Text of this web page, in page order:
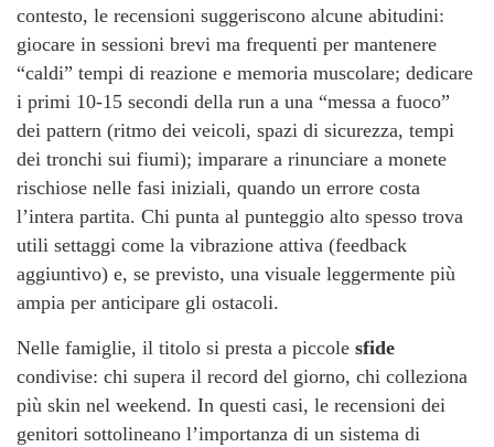
contesto, le recensioni suggeriscono alcune abitudini:
giocare in sessioni brevi ma frequenti per mantenere
“caldi” tempi di reazione e memoria muscolare; dedicare
i primi 10-15 secondi della run a una “messa a fuoco”
dei pattern (ritmo dei veicoli, spazi di sicurezza, tempi
dei tronchi sui fiumi); imparare a rinunciare a monete
rischiose nelle fasi iniziali, quando un errore costa
l’intera partita. Chi punta al punteggio alto spesso trova
utili settaggi come la vibrazione attiva (feedback
aggiuntivo) e, se previsto, una visuale leggermente più
ampia per anticipare gli ostacoli.
Nelle famiglie, il titolo si presta a piccole sfide
condivise: chi supera il record del giorno, chi colleziona
più skin nel weekend. In questi casi, le recensioni dei
genitori sottolineano l’importanza di un sistema di